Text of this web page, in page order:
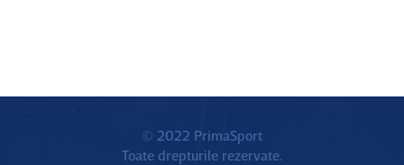
© 2022 PrimaSport
Toate drepturile rezervate.